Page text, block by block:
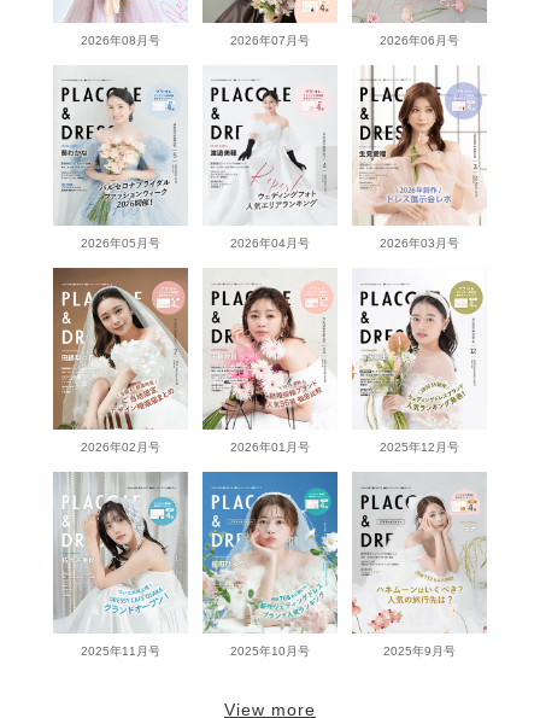
2026年08月号 2026年07月号 2026年06月号
2026年05月号 2026年04月号 2026年03月号
2026年02月号 2026年01月号 2025年12月号
2025年11月号 2025年10月号 2025年9月号
View more